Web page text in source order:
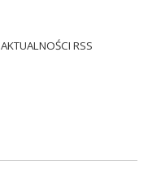
AKTUALNOŚCI RSS